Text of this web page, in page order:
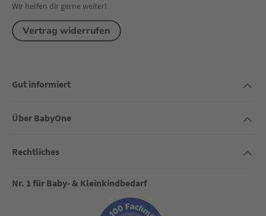
Wir helfen dir gerne weiter!
Vertrag widerrufen
Gut informiert
Über BabyOne
Rechtliches
Nr. 1 für Baby- & Kleinkindbedarf